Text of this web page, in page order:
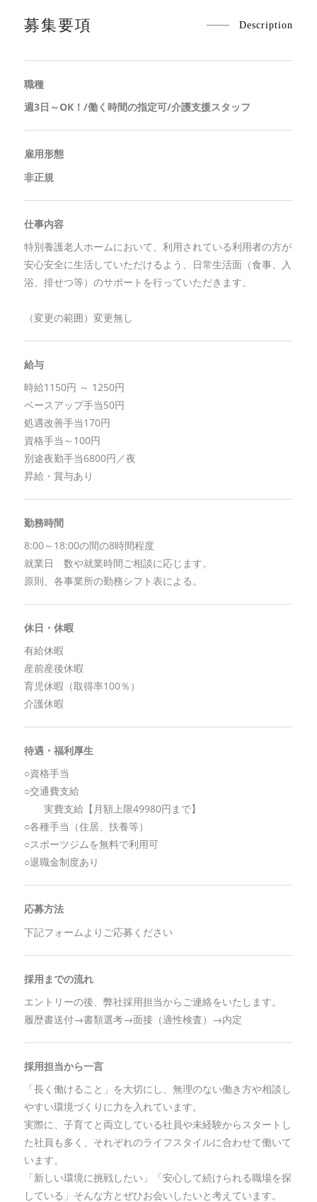
募集要項 Description
職種
週3日～OK！/働く時間の指定可/介護支援スタッフ
雇用形態
非正規
仕事内容
特別養護老人ホームにおいて、利用されている利用者の方が
安心安全に生活していただけるよう、日常生活面（食事、入
浴、排せつ等）のサポートを行っていただきます。
（変更の範囲）変更無し
給与
時給1150円 ～ 1250円
ベースアップ手当50円
処遇改善手当170円
資格手当～100円
別途夜勤手当6800円／夜
昇給・賞与あり
勤務時間
8:00～18:00の間の8時間程度
就業日 数や就業時間ご相談に応じます。
原則、各事業所の勤務シフト表による。
休日・休暇
有給休暇
産前産後休暇
育児休暇（取得率100％）
介護休暇
待遇・福利厚生
○資格手当
○交通費支給
実費支給【月額上限49980円まで】
○各種手当（住居、扶養等）
○スポーツジムを無料で利用可
○退職金制度あり
応募方法
下記フォームよりご応募ください
採用までの流れ
エントリーの後、弊社採用担当からご連絡をいたします。
履歴書送付→書類選考→面接（適性検査）→内定
採用担当から一言
「長く働けること」を大切にし、無理のない働き方や相談し
やすい環境づくりに力を入れています。
実際に、子育てと両立している社員や未経験からスタートし
た社員も多く、それぞれのライフスタイルに合わせて働いて
います。
「新しい環境に挑戦したい」「安心して続けられる職場を探
している」そんな方とぜひお会いしたいと考えています。